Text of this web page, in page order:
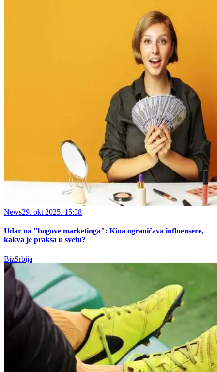
News29. okt 2025. 15:38
Udar na "bogove marketinga": Kina ograničava influensere,
kakva je praksa u svetu?
BizSrbija